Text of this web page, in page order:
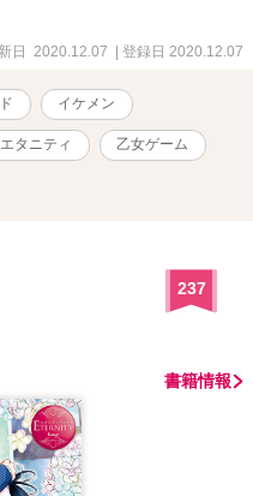
日 2020.12.07 | 登録日 2020.12.07
イケメン
エタニティ 乙女ゲーム
237
書籍情報